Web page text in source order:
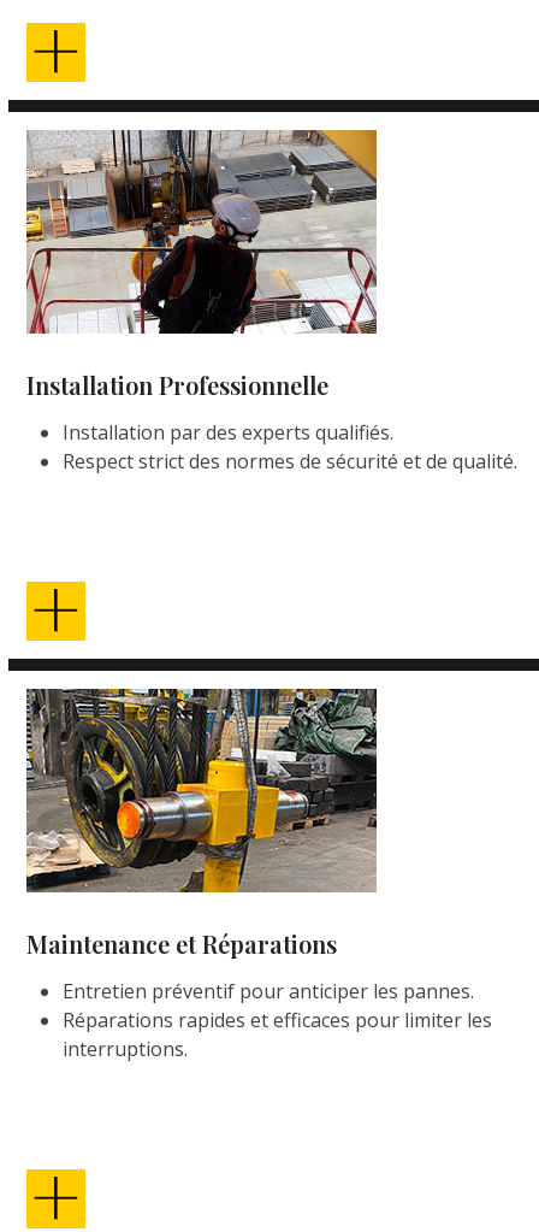
Installation Professionnelle
Installation par des experts qualifiés.
Respect strict des normes de sécurité et de qualité.
Maintenance et Réparations
Entretien préventif pour anticiper les pannes.
Réparations rapides et efficaces pour limiter les
interruptions.